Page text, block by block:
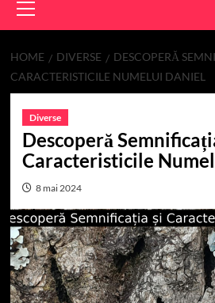
Menu
HOME DIVERSE
DESCOPERĂ
CARACTERISTICILE NUMELUI DANIEL
Diverse
Descoperă
Caracteristicile
8 mai 2024